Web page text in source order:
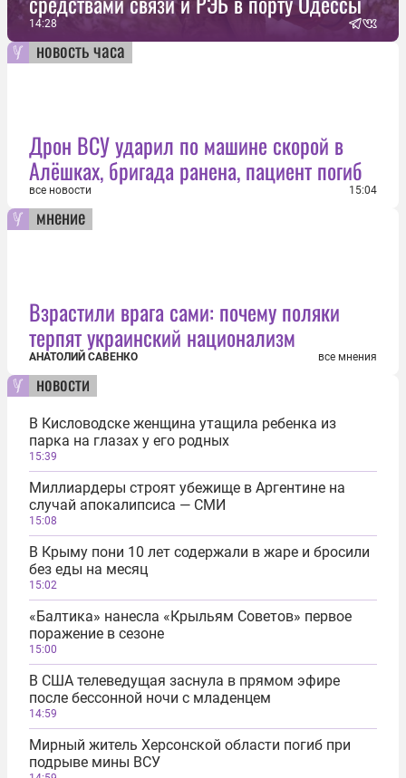
14:28
новость часа
Дрон ВСУ ударил по машине скорой в
Алёшках, бригада ранена, пациент погиб
все новости 15:04
мнение
Взрастили врага сами: почему поляки
терпят украинский национализм
АНАТОЛИЙ САВЕНКО все мнения
новости
В Кисловодске женщина утащила ребенка из
парка на глазах у его родных
15:39
Миллиардеры строят убежище в Аргентине на
случай апокалипсиса — СМИ
15:08
В Крыму пони 10 лет содержали в жаре и бросили
без еды на месяц
15:02
«Балтика» нанесла «Крыльям Советов» первое
поражение в сезоне
15:00
В США телеведущая заснула в прямом эфире
после бессонной ночи с младенцем
14:59
Мирный житель Херсонской области погиб при
подрыве мины ВСУ